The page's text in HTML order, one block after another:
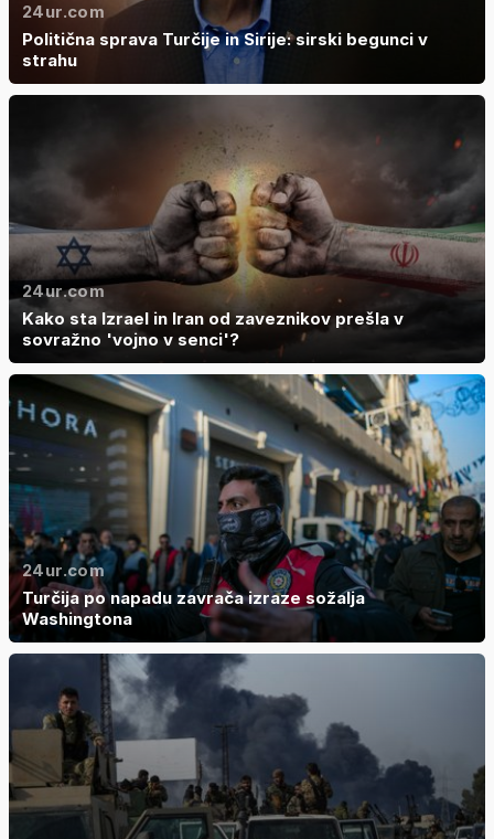
24ur.com
Politična sprava Turčije in Sirije: sirski begunci v
strahu
24ur.com
Kako sta Izrael in Iran od zaveznikov prešla v
sovražno 'vojno v senci'?
24ur.com
Turčija po napadu zavrača izraze sožalja
Washingtona